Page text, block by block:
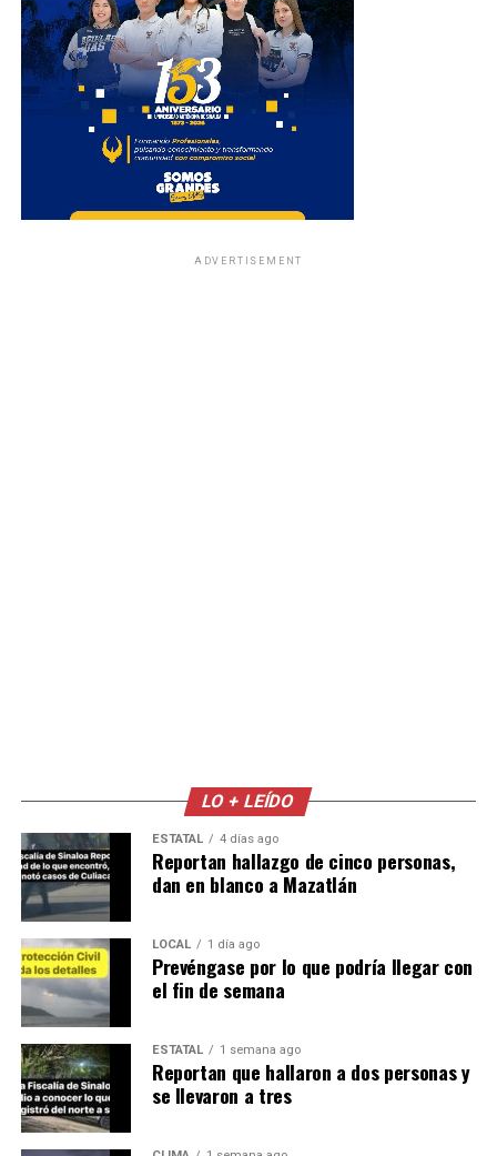
ADVERTISEMENT
LO + LEÍDO
ESTATAL 4 días ago
Reportan hallazgo de cinco personas,
dan en blanco a Mazatlán
LOCAL 1 día ago
Prevéngase por lo que podría llegar con
el fin de semana
ESTATAL 1 semana ago
Reportan que hallaron a dos personas y
se llevaron a tres